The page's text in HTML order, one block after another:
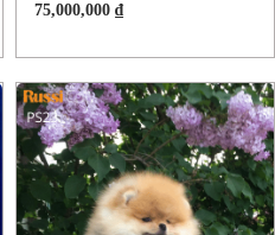
75,000,000 ₫